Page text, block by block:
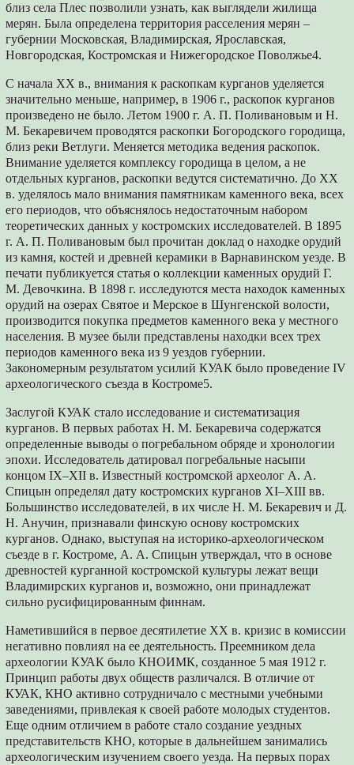
близ села Плес позволили узнать, как выглядели жилища
мерян. Была определена территория расселения мерян –
губернии Московская, Владимирская, Ярославская,
Новгородская, Костромская и Нижегородское Поволжье4.
С начала XX в., внимания к раскопкам курганов уделяется
значительно меньше, например, в 1906 г., раскопок курганов
произведено не было. Летом 1900 г. А. П. Поливановым и Н.
М. Бекаревичем проводятся раскопки Богородского городища,
близ реки Ветлуги. Меняется методика ведения раскопок.
Внимание уделяется комплексу городища в целом, а не
отдельных курганов, раскопки ведутся систематично. До ХХ
в. уделялось мало внимания памятникам каменного века, всех
его периодов, что объяснялось недостаточным набором
теоретических данных у костромских исследователей. В 1895
г. А. П. Поливановым был прочитан доклад о находке орудий
из камня, костей и древней керамики в Варнавинском уезде. В
печати публикуется статья о коллекции каменных орудий Г.
М. Девочкина. В 1898 г. исследуются места находок каменных
орудий на озерах Святое и Мерское в Шунгенской волости,
производится покупка предметов каменного века у местного
населения. В музее были представлены находки всех трех
периодов каменного века из 9 уездов губернии.
Закономерным результатом усилий КУАК было проведение IV
археологического съезда в Костроме5.
Заслугой КУАК стало исследование и систематизация
курганов. В первых работах Н. М. Бекаревича содержатся
определенные выводы о погребальном обряде и хронологии
эпохи. Исследователь датировал погребальные насыпи
концом IX–XII в. Известный костромской археолог А. А.
Спицын определял дату костромских курганов XI–XIII вв.
Большинство исследователей, в их числе Н. М. Бекаревич и Д.
Н. Анучин, признавали финскую основу костромских
курганов. Однако, выступая на историко-археологическом
съезде в г. Костроме, А. А. Спицын утверждал, что в основе
древностей курганной костромской культуры лежат вещи
Владимирских курганов и, возможно, они принадлежат
сильно русифицированным финнам.
Наметившийся в первое десятилетие XX в. кризис в комиссии
негативно повлиял на ее деятельность. Преемником дела
археологии КУАК было КНОИМК, созданное 5 мая 1912 г.
Принцип работы двух обществ различался. В отличие от
КУАК, КНО активно сотрудничало с местными учебными
заведениями, привлекая к своей работе молодых студентов.
Еще одним отличием в работе стало создание уездных
представительств КНО, которые в дальнейшем занимались
археологическим изучением своего уезда. На первых порах